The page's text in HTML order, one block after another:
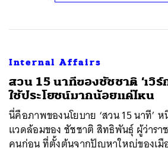
Internal Affairs
สวน 15 นาทีของชัชชาติ ‘เวิร์
ใช้ประโยชน์มากน้อยแค่ไหน
นี่คือภาพของนโยบาย ‘สวน 15 นาที’
แวดล้อมของ ชัชชาติ สิทธิพันธุ์ ผู้ว่ารา
คนก่อน ที่ตั้งต้นจากปัญหาใหญ่ของเมื